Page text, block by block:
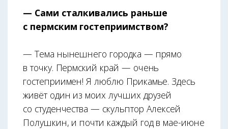
— Сами сталкивались раньше
с пермским гостеприимством?
— Тема нынешнего городка — прямо
в точку. Пермский край — очень
гостеприимен! Я люблю Прикамье. Здесь
живёт один из моих лучших друзей
со студенчества — скульптор Алексей
Полушкин, и почти каждый год в мае-июне